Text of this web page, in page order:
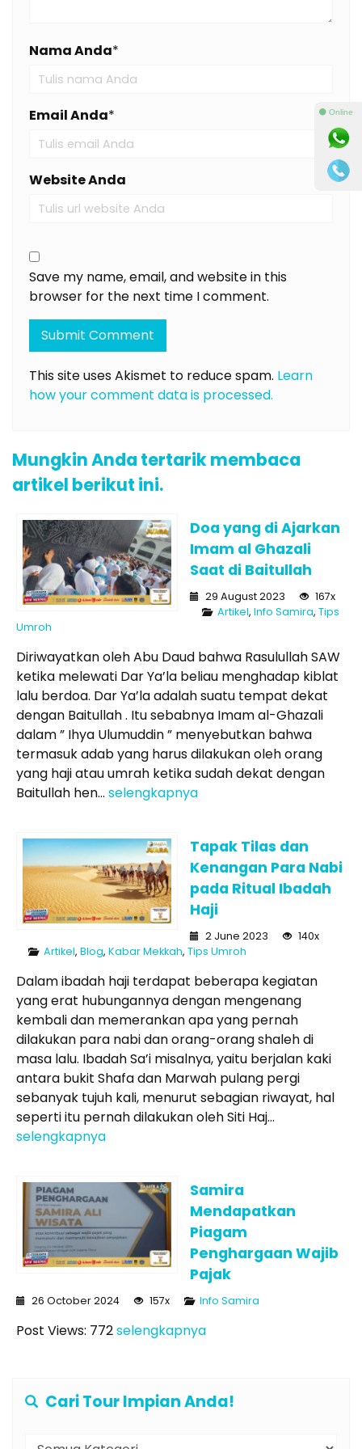
Nama Anda*
Email Anda*
Website Anda
Save my name, email, and website in this
browser for the next time I comment.
This site uses Akismet to reduce spam. Learn
how your comment data is processed.
Mungkin Anda tertarik membaca
artikel berikut ini.
Doa yang di Ajarkan
Imam al Ghazali
Saat di Baitullah
29 August 2023
167x
Artikel, Info Samira, Tips
Umroh
Diriwayatkan oleh Abu Daud bahwa Rasulullah SAW
ketika melewati Dar Ya’la beliau menghadap kiblat
lalu berdoa. Dar Ya’la adalah suatu tempat dekat
dengan Baitullah . Itu sebabnya Imam al-Ghazali
dalam ” Ihya Ulumuddin ” menyebutkan bahwa
termasuk adab yang harus dilakukan oleh orang
yang haji atau umrah ketika sudah dekat dengan
Baitullah hen... selengkapnya
Tapak Tilas dan
Kenangan Para Nabi
pada Ritual Ibadah
Haji
2 June 2023
140x
Artikel, Blog, Kabar Mekkah, Tips Umroh
Dalam ibadah haji terdapat beberapa kegiatan
yang erat hubungannya dengan mengenang
kembali dan memerankan apa yang pernah
dilakukan para nabi dan orang-orang shaleh di
masa lalu. Ibadah Sa’i misalnya, yaitu berjalan kaki
antara bukit Shafa dan Marwah pulang pergi
sebanyak tujuh kali, menurut sebagian riwayat, hal
seperti itu pernah dilakukan oleh Siti Haj...
selengkapnya
Samira
Mendapatkan
Piagam
Penghargaan Wajib
Pajak
26 October 2024 157x Info Samira
Post Views: 772selengkapnya
Cari Tour Impian Anda!
⚫ Online